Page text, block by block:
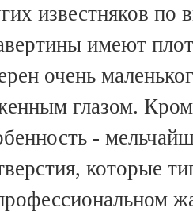
известняков по
имеют
очень
глазом.
-
которые